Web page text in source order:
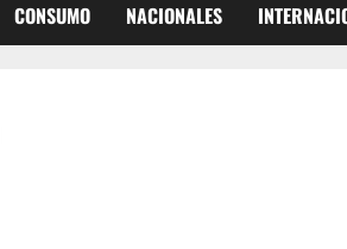
CONSUMO NACIONALES